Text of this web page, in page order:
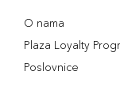
O nama
Plaza Loyalty
Poslovnice